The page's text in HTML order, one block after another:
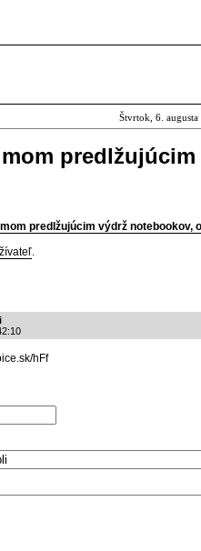
Štvrtok, 6.
predlžujúcim výdrž notebookov,
.
hFf